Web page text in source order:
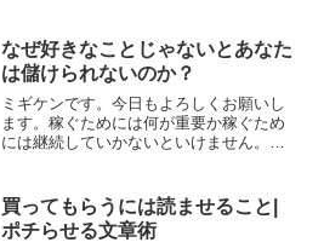
強く打ち出すとたいてい嫌われますね。
だから、当たり障りの...
なぜ好きなことじゃないとあなた
は儲けられないのか？
ミギケンです。今日もよろしくお願いし
ます。稼ぐためには何が重要か稼ぐため
には継続していかないといけません。で
れないから儲からないのです。いきなり
ネガティブな文章で申し訳...
買ってもらうには読ませること|
ポチらせる文章術